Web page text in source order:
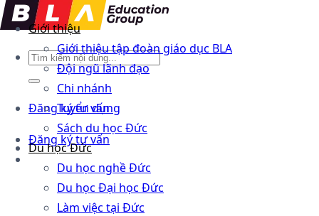
Đăng ký tư vấn
Đăng ký tư vấn
Giới thiệu
Giới thiệu tập đoàn giáo dục BLA
Đội ngũ lãnh đạo
Chi nhánh
Tuyển dụng
Sách du học Đức
Du học Đức
Du học nghề Đức
Du học Đại học Đức
Làm việc tại Đức